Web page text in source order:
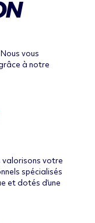
vous
à notre
votre
spécialisés
et dotés d’une